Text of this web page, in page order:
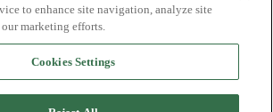
to enhance site navigation, analyze site
our marketing efforts.
Cookies Settings